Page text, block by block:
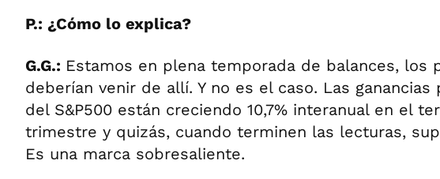
P.: ¿Cómo lo explica?
G.G.: Estamos en plena temporada de balances, los
deberían venir de allí. Y no es el caso. Las ganancias
del S&P500 están creciendo 10,7% interanual en el
trimestre y quizás, cuando terminen las lecturas,
Es una marca sobresaliente.